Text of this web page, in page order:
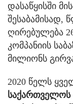
დასაწყისში
შესაბამისად,
ღირებულება
კომპანიის
მილიონს
2020 წელს
საქართველოს